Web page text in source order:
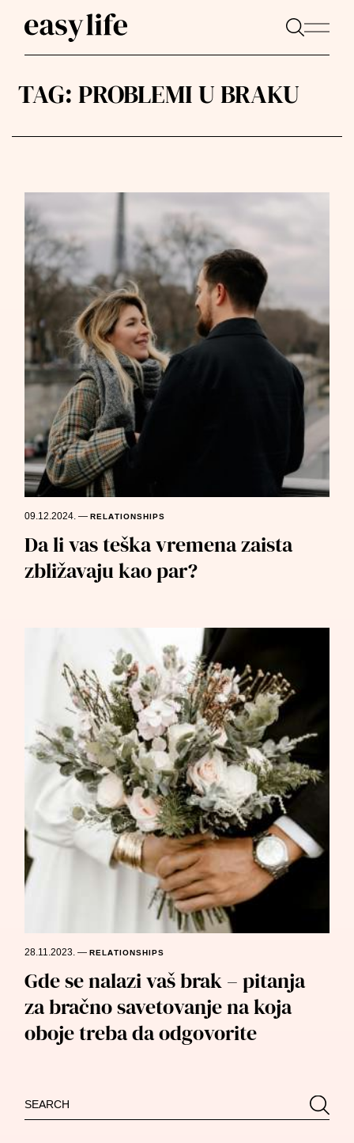
TAG: PROBLEMI U BRAKU
09.12.2024.—RELATIONSHIPS
Da li vas teška vremena zaista
zbližavaju kao par?
28.11.2023.—RELATIONSHIPS
Gde se nalazi vaš brak – pitanja
za bračno savetovanje na koja
oboje treba da odgovorite
Search
for: